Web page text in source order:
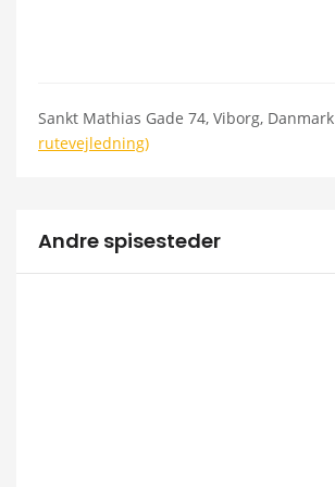
Sankt Mathias Gade 74, Viborg, Danmark
rutevejledning)
Andre spisesteder